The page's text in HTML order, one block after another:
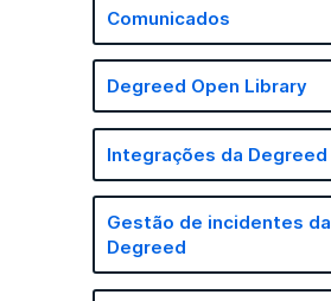
Comunicados
Degreed Open Library
Integrações da Degreed
Gestão de incidentes da
Degreed